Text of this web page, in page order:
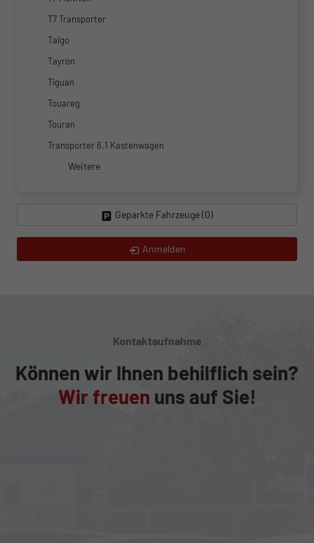
T7 Transporter
Taigo
Tayron
Tiguan
Touareg
Touran
Transporter 6.1 Kastenwagen
Weitere
Geparkte Fahrzeuge (0)
Anmelden
Kontaktaufnahme
Können wir Ihnen behilflich sein?
Wir freuen uns auf Sie!